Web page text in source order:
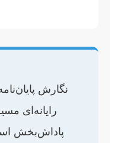
نگارش
رایانه‌ای
پاداش‌بخش